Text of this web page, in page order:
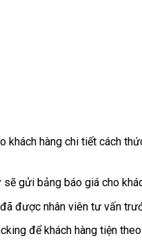
hàng chi tiết cách
gửi bảng báo giá cho
được nhân viên tư vấn
để khách hàng tiện